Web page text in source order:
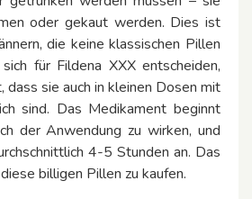
oder gekaut werden. Dies ist
die keine klassischen Pillen
für Fildena XXX entscheiden,
dass sie auch in kleinen Dosen mit
sind. Das Medikament beginnt
der Anwendung zu wirken, und
4-5 Stunden an. Das
billigen Pillen zu kaufen.